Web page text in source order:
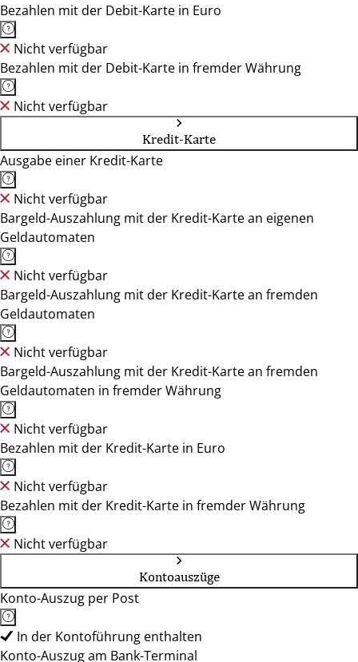
Bezahlen mit der Debit-Karte in Euro
Nicht verfügbar
Bezahlen mit der Debit-Karte in fremder Währung
Nicht verfügbar
Kredit-Karte
Ausgabe einer Kredit-Karte
Nicht verfügbar
Bargeld-Auszahlung mit der Kredit-Karte an eigenen
Geldautomaten
Nicht verfügbar
Bargeld-Auszahlung mit der Kredit-Karte an fremden
Geldautomaten
Nicht verfügbar
Bargeld-Auszahlung mit der Kredit-Karte an fremden
Geldautomaten in fremder Währung
Nicht verfügbar
Bezahlen mit der Kredit-Karte in Euro
Nicht verfügbar
Bezahlen mit der Kredit-Karte in fremder Währung
Nicht verfügbar
Kontoauszüge
Konto-Auszug per Post
In der Kontoführung enthalten
Konto-Auszug am Bank-Terminal